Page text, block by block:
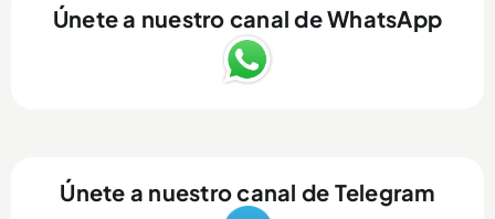
Únete a nuestro canal de WhatsApp
Únete a nuestro canal de Telegram